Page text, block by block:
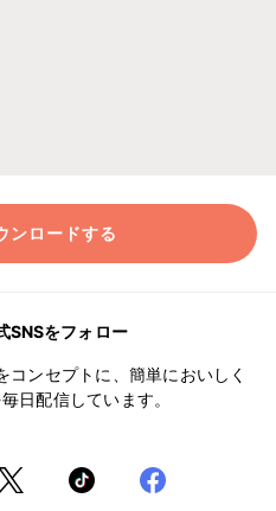
ンロードする
SNSをフォロー
コンセプトに、簡単においしく
日配信しています。